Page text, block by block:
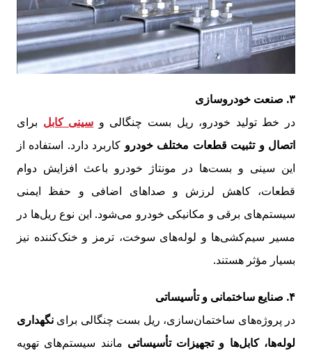
۳. صنعت خودروسازی
در خط تولید خودرو، ریل بست چنگالی و سینی کابل برای
اتصال و تثبیت قطعات مختلف خودرو کاربرد دارد. استفاده از
این سینی و بست‌ها در مونتاژ خودرو باعث افزایش دوام
قطعات، کاهش لرزش و صداهای اضافی و حفظ ایمنی
سیستم‌های برقی و مکانیکی خودرو می‌شود. این نوع ریل‌ها در
مسیر سیم‌کشی‌ها و لوله‌های سوخت، ترمز و خنک‌کننده نیز
بسیار مؤثر هستند.
۴. صنایع ساختمانی و تأسیساتی
در پروژه‌های ساختمان‌سازی، ریل بست چنگالی برای نگهداری
لوله‌ها، کابل‌ها و تجهیزات تأسیساتی مانند سیستم‌های تهویه